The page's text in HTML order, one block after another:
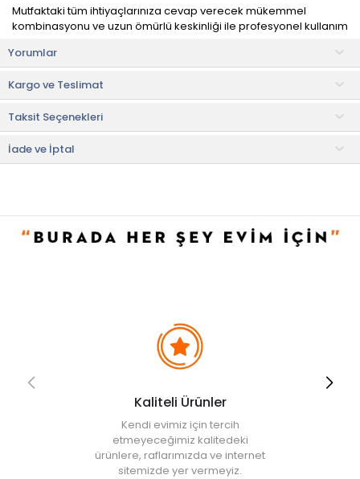
Mutfaktaki tüm ihtiyaçlarınıza cevap verecek mükemmel
kombinasyonu ve uzun ömürlü keskinliği ile profesyonel kullanım
Kullanım ve Bakım Bilgileri
• Makinede yıkanabilir.
• Yıkadıktan sonra kurulamanız tavsiye edilir.
Faydalı Bilgiler & İpuçları
• Çelikten oluşması sebebiyle dayanıklı ve uzun ömürlüdür.
• Günlük kullanımlarınızda gönül rahatlığıyla tercih edebilirsiniz.
• " Ürün görsellerinde ışık, ortam ve dijital düzenlemelere bağlı
Yorumlar
Kargo ve Teslimat
Taksit Seçenekleri
İade ve İptal
Kaliteli Ürünler
Kendi evimiz için tercih
etmeyeceğimiz kalitedeki
ürünlere, raflarımızda ve internet
sitemizde yer vermeyiz.